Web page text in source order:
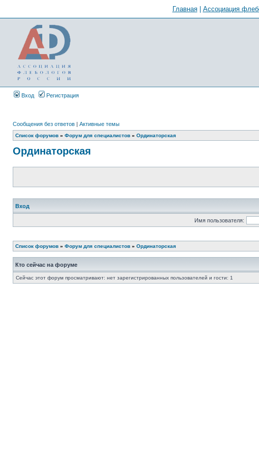
Главная| Ассоциация
Вход Регистрация
Сообщения без ответов | Активные темы
Список форумов » Форум для специалистов » Ординаторская
Ординаторская
Вход
Имя пользователя:
Список форумов » Форум для специалистов » Ординаторская
Кто сейчас на форуме
Сейчас этот форум просматривают: нет зарегистрированных пользователей и гости: 1